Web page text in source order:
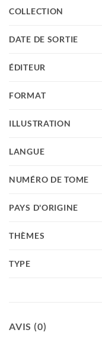
COLLECTION
DATE DE SORTIE
ÉDITEUR
FORMAT
ILLUSTRATION
LANGUE
NUMÉRO DE TOME
PAYS D'ORIGINE
THÈMES
TYPE
AVIS (0)